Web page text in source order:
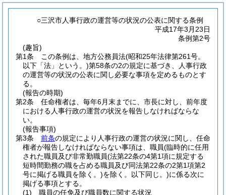
○三沢市人事行政の運営等の状況の公表に関する条例
平成17年3月23日
条例第2号
(趣旨)
第1条
この条例は、地方公務員法(昭和25年法律第261号。
以下「法」という。)第58条の2の規定に基づき、人事行政
の運営等の状況の公表に関し必要な事項を定めるものとす
る。
(報告の時期)
第2条
任命権者は、毎年6月末までに、市長に対し、前年度
における人事行政の運営の状況を報告しなければならな
い。
(報告事項)
第3条
前条の規定により人事行政の運営の状況に関し、任命
権者が報告しなければならない事項は、職員(臨時的に任用
された職員及び非常勤職員(法第22条の4第1項に規定する
短時間勤務の職を占める職員及び同法第22条の2第1項第2
号に掲げる職員を除く。)を除く。以下同じ。)に係る次に
掲げる事項とする。
(1)
職員の任免及び職員数に関する状況